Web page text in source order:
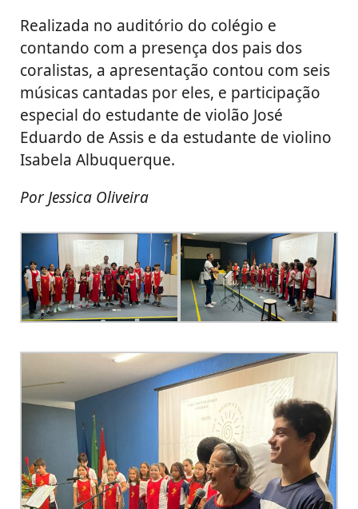
Realizada no auditório do colégio e
contando com a presença dos pais dos
coralistas, a apresentação contou com seis
músicas cantadas por eles, e participação
especial do estudante de violão José
Eduardo de Assis e da estudante de violino
Isabela Albuquerque.
Por Jessica Oliveira